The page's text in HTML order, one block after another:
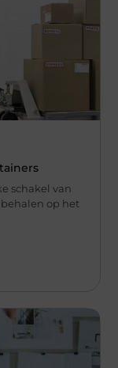
schakel van
op het